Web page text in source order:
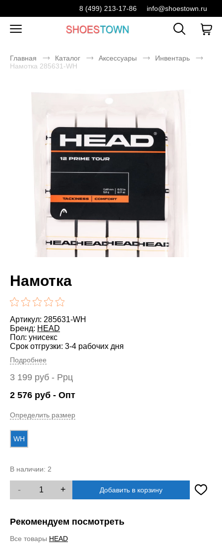
8 (499) 213-17-86 info@shoestown.ru
Главная Каталог Аксессуары
Инвентарь
Намотка 285631-WH
Намотка
Артикул: 285631-WH
Бренд: HEAD
Пол: унисекс
Срок отгрузки: 3-4 рабочих дня
Подробнее
3 199 руб - Ррц
2 576 руб - Опт
Определить размер
WH
В наличии: 2
- + Добавить в корзину
Рекомендуем посмотреть
Все товары HEAD